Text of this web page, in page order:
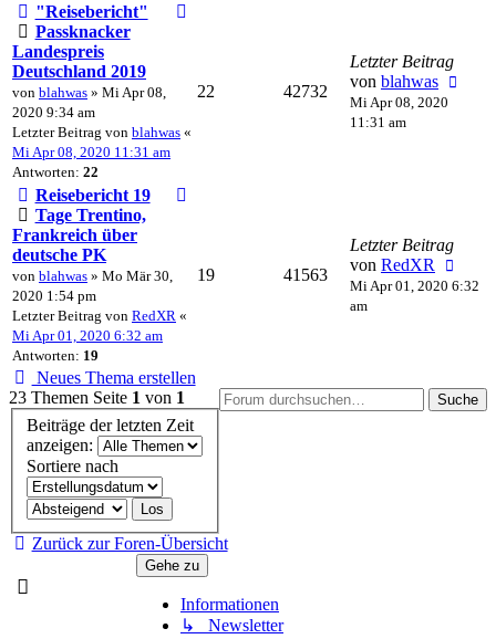
"Reisebericht"
Passknacker
Landespreis
Deutschland 2019
von blahwas » Mi Apr 08,
2020 9:34 am
Letzter Beitrag von blahwas «
Mi Apr 08, 2020 11:31 am
Antworten: 22
22 42732
Letzter Beitrag
von blahwas
Mi Apr 08, 2020
11:31 am
Reisebericht 19
Tage Trentino,
Frankreich über
deutsche PK
von blahwas » Mo Mär 30,
2020 1:54 pm
Letzter Beitrag von RedXR «
Mi Apr 01, 2020 6:32 am
Antworten: 19
19 41563
Letzter Beitrag
von RedXR
Mi Apr 01, 2020 6:32
am
Neues Thema erstellen
Suche
23 Themen Seite 1 von 1
Beiträge der letzten Zeit
anzeigen:
Sortiere nach
Zurück zur Foren-Übersicht
Gehe zu
Informationen
↳ Newsletter